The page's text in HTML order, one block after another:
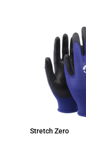
Stretch Zero